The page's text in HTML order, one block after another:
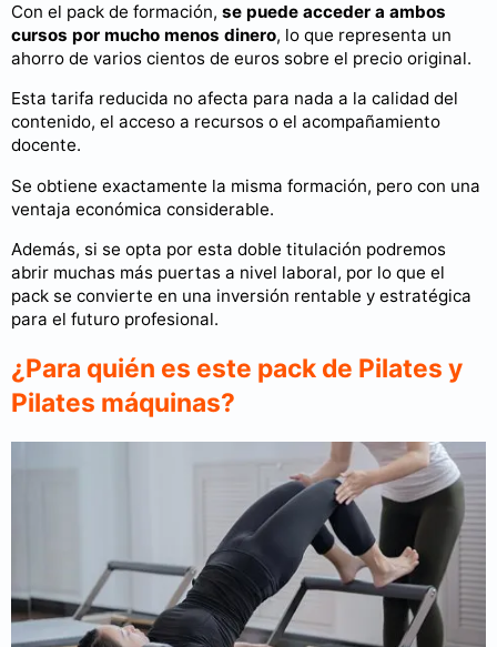
Con el pack de formación, se puede acceder a ambos
cursos por mucho menos dinero, lo que representa un
ahorro de varios cientos de euros sobre el precio original.
Esta tarifa reducida no afecta para nada a la calidad del
contenido, el acceso a recursos o el acompañamiento
docente.
Se obtiene exactamente la misma formación, pero con una
ventaja económica considerable.
Además, si se opta por esta doble titulación podremos
abrir muchas más puertas a nivel laboral, por lo que el
pack se convierte en una inversión rentable y estratégica
para el futuro profesional.
¿Para quién es este pack de Pilates y
Pilates máquinas?